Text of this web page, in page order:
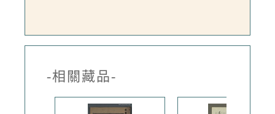
-相關藏品-